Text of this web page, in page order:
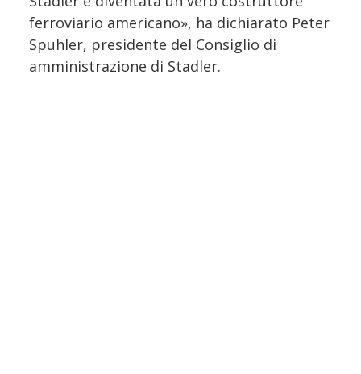
ferroviario americano», ha dichiarato Peter
Spuhler, presidente del Consiglio di
amministrazione di Stadler.